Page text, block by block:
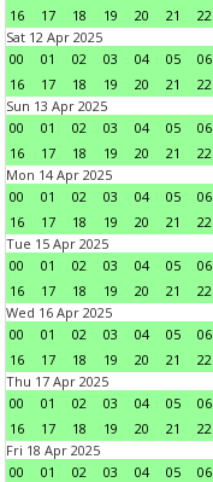
16
17 18 19 20 21 22
Sat 12 Apr 2025
00
01 02 03 04 05 06
16
17 18 19 20 21 22
Sun 13 Apr 2025
00
01 02 03 04 05 06
16
17 18 19 20 21 22
Mon 14 Apr 2025
00
01 02 03 04 05 06
16
17 18 19 20 21 22
Tue 15 Apr 2025
00
01 02 03 04 05 06
16
17 18 19 20 21 22
Wed 16 Apr 2025
00
01 02 03 04 05 06
16
17 18 19 20 21 22
Thu 17 Apr 2025
00
01 02 03 04 05 06
16
17 18 19 20 21 22
Fri 18 Apr 2025
00
01 02 03 04 05 06